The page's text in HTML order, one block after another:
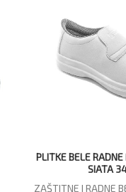
PLITKE BELE
SIATA
ZAŠTITNE I RADNE